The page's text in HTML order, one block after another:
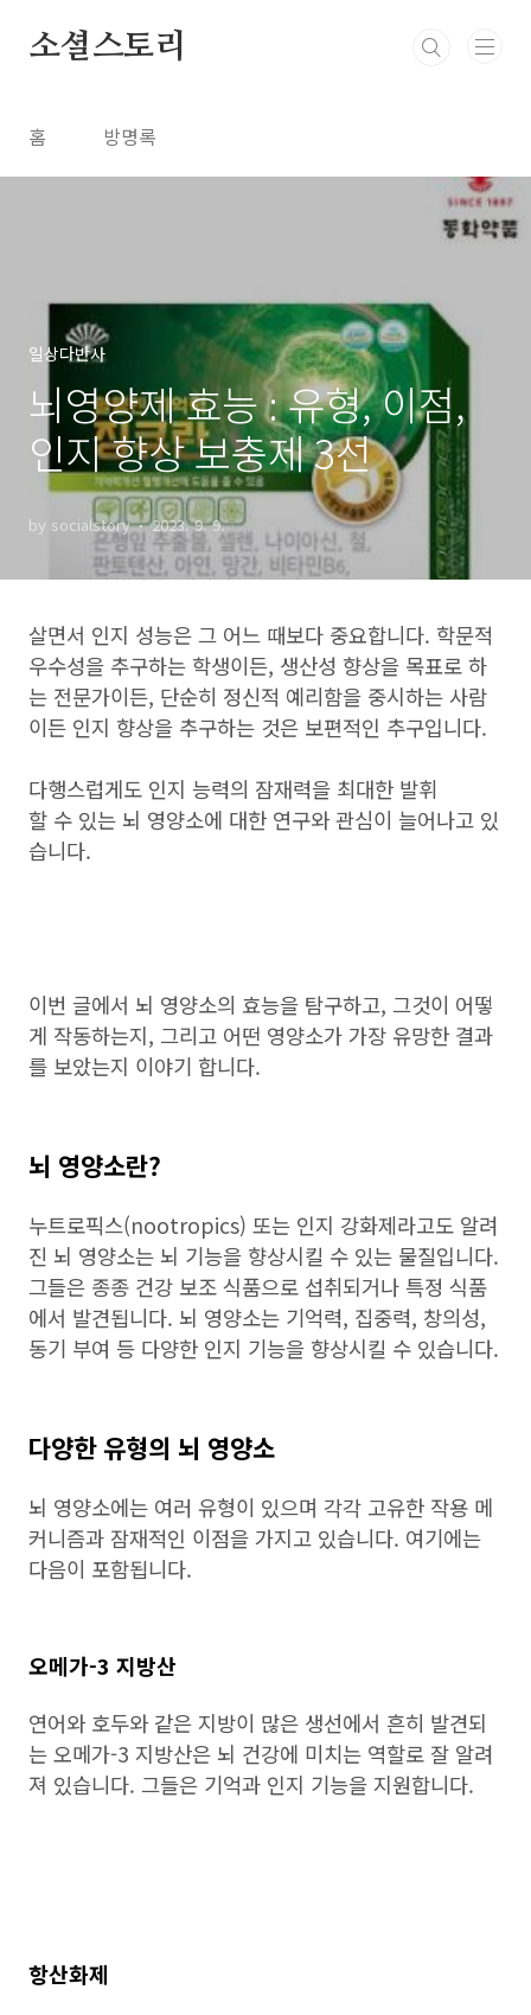
소셜스토리
홈 방명록
일상다반사
뇌영양제 효능 : 유형, 이점,
인지 향상 보충제 3선
by socialstory 2023. 9. 9.
살면서 인지 성능은 그 어느 때보다 중요합니다. 학문적
우수성을 추구하는 학생이든, 생산성 향상을 목표로 하
는 전문가이든, 단순히 정신적 예리함을 중시하는 사람
이든 인지 향상을 추구하는 것은 보편적인 추구입니다.
다행스럽게도 인지 능력의 잠재력을 최대한 발휘
할 수 있는 뇌 영양소에 대한 연구와 관심이 늘어나고 있
습니다.
이번 글에서 뇌 영양소의 효능을 탐구하고, 그것이 어떻
게 작동하는지, 그리고 어떤 영양소가 가장 유망한 결과
를 보았는지 이야기 합니다.
뇌 영양소란?
누트로픽스(nootropics) 또는 인지 강화제라고도 알려
진 뇌 영양소는 뇌 기능을 향상시킬 수 있는 물질입니다.
그들은 종종 건강 보조 식품으로 섭취되거나 특정 식품
에서 발견됩니다. 뇌 영양소는 기억력, 집중력, 창의성,
동기 부여 등 다양한 인지 기능을 향상시킬 수 있습니다.
다양한 유형의 뇌 영양소
뇌 영양소에는 여러 유형이 있으며 각각 고유한 작용 메
커니즘과 잠재적인 이점을 가지고 있습니다. 여기에는
다음이 포함됩니다.
오메가-3 지방산
연어와 호두와 같은 지방이 많은 생선에서 흔히 발견되
는 오메가-3 지방산은 뇌 건강에 미치는 역할로 잘 알려
져 있습니다. 그들은 기억과 인지 기능을 지원합니다.
항산화제